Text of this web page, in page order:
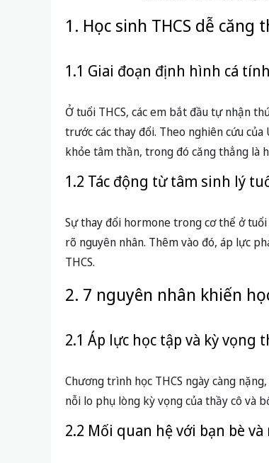
1. Học sinh THCS dễ
1.1 Giai đoạn định hình cá
Ở tuổi THCS, các em bắt đầu tự nhận
trước các thay đổi. Theo nghiên cứu
khỏe tâm thần, trong đó căng thẳng là
1.2 Tác động từ tâm sinh lý
Sự thay đổi hormone trong cơ thể ở
rõ nguyên nhân. Thêm vào đó, áp lực
THCS.
2. 7 nguyên nhân khiến
2.1 Áp lực học tập và kỳ vọng
Chương trình học THCS ngày càng
nỗi lo phụ lòng kỳ vọng của thầy cô và
2.2 Mối quan hệ với bạn bè